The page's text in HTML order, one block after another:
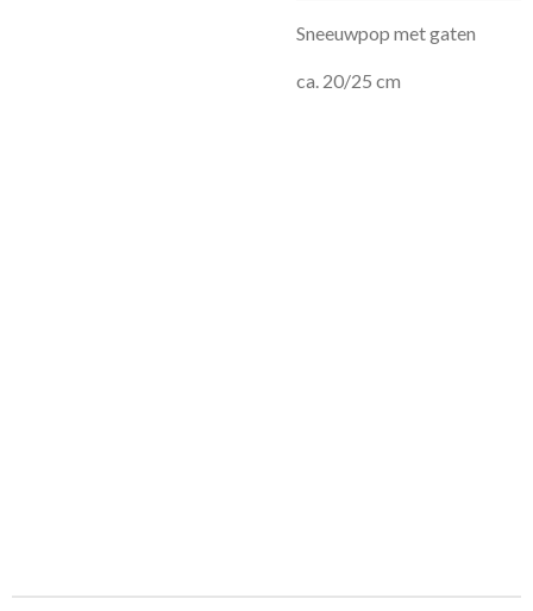
Sneeuwpop met gaten
ca. 20/25 cm